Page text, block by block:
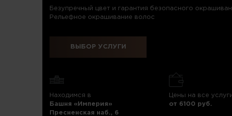
Безупречный цвет и гарантия безопасного
Рельефное окрашивание волос
ВЫБОР УСЛУГИ
Находимся в
Башня «Империя»
Пресненская наб., 6
Цены на все
от 6100 руб.